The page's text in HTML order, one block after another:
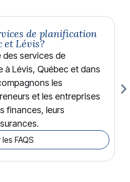
de planification
et Lévis?
des services de
Lévis, Québec et dans
les
et les entreprises
finances, leurs
les FAQS